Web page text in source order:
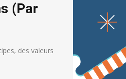
(Par
des valeurs